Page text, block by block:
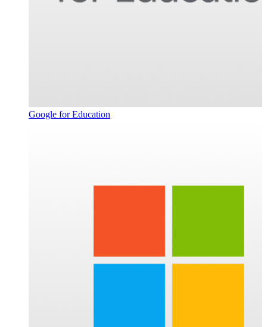
Google for Education